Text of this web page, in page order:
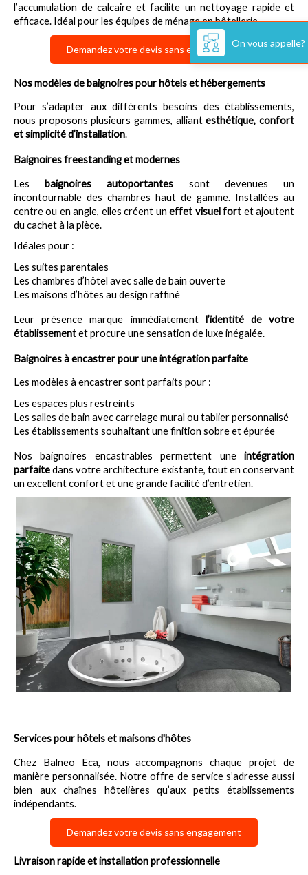
l’accumulation de calcaire et facilite un nettoyage rapide et
efficace. Idéal pour les équipes de ménage en hôtellerie.
Demandez votre devis sans engagement
Nos modèles de baignoires pour hôtels et hébergements
Pour s’adapter aux différents besoins des établissements,
nous proposons plusieurs gammes, alliant esthétique, confort
et simplicité d’installation.
Baignoires freestanding et modernes
Les baignoires autoportantes sont devenues un
incontournable des chambres haut de gamme. Installées au
centre ou en angle, elles créent un effet visuel fort et ajoutent
du cachet à la pièce.
Idéales pour :
Les suites parentales
Les chambres d’hôtel avec salle de bain ouverte
Les maisons d’hôtes au design raffiné
Leur présence marque immédiatement l’identité de votre
établissement et procure une sensation de luxe inégalée.
Baignoires à encastrer pour une intégration parfaite
Les modèles à encastrer sont parfaits pour :
Les espaces plus restreints
Les salles de bain avec carrelage mural ou tablier personnalisé
Les établissements souhaitant une finition sobre et épurée
Nos baignoires encastrables permettent une intégration
parfaite dans votre architecture existante, tout en conservant
un excellent confort et une grande facilité d’entretien.
Services pour hôtels et maisons d'hôtes
Chez Balneo Eca, nous accompagnons chaque projet de
manière personnalisée. Notre offre de service s’adresse aussi
bien aux chaînes hôtelières qu’aux petits établissements
indépendants.
Demandez votre devis sans engagement
Livraison rapide et installation professionnelle
On vous appelle?